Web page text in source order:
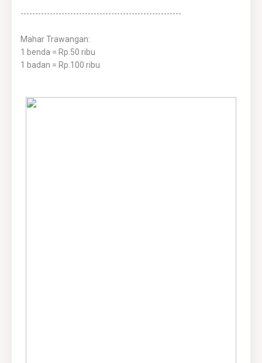
-------------------------------------------------------
Mahar Trawangan:
1 benda = Rp.50 ribu
1 badan = Rp.100 ribu